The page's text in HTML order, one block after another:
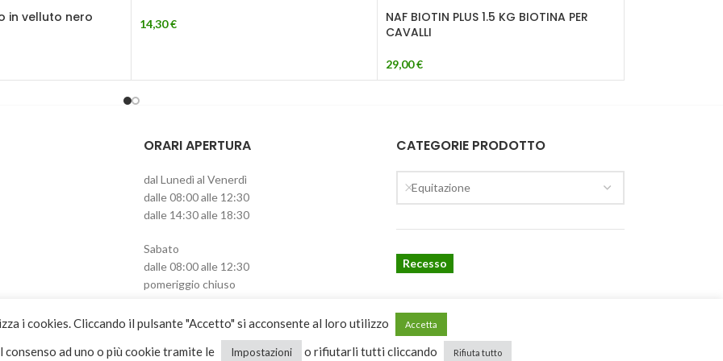
in velluto nero 14,30€
NAF BIOTIN PLUS 1.5 KG BIOTINA PER
CAVALLI
29,00€
ORARI APERTURA
dal Lunedì al Venerdì
dalle 08:00 alle 12:30
dalle 14:30 alle 18:30
Sabato
dalle 08:00 alle 12:30
pomeriggio chiuso
CATEGORIE PRODOTTO
Equitazione
Recesso
i cookies. Cliccando il pulsante "Accetto" si acconsente al loro utilizzo Accetta
ad uno o più cookie tramite le Impostazioni o rifiutarli tutti cliccando Rifiuta tutto